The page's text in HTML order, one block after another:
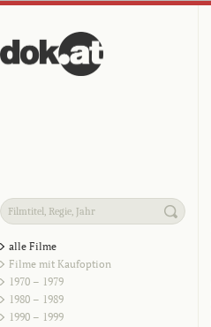
alle Filme
Filme mit Kaufoption
1970 – 1979
1980 – 1989
1990 – 1999